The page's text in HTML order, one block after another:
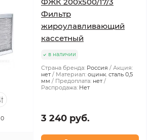
0
Фильтр
жироулавливающий
кассетный
в наличии
Страна бренда: Россия
Акция:
нет
Материал: оцинк. сталь 0,5
мм
Предоплата: нет
Распродажа: Нет
3 240 руб.